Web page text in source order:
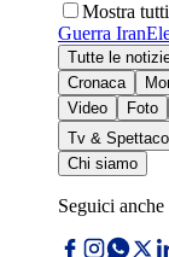
Mostra tutti
Guerra Iran
Tutte le
Cronaca
Video
Foto
Tv &
Chi siamo
Seguici anche